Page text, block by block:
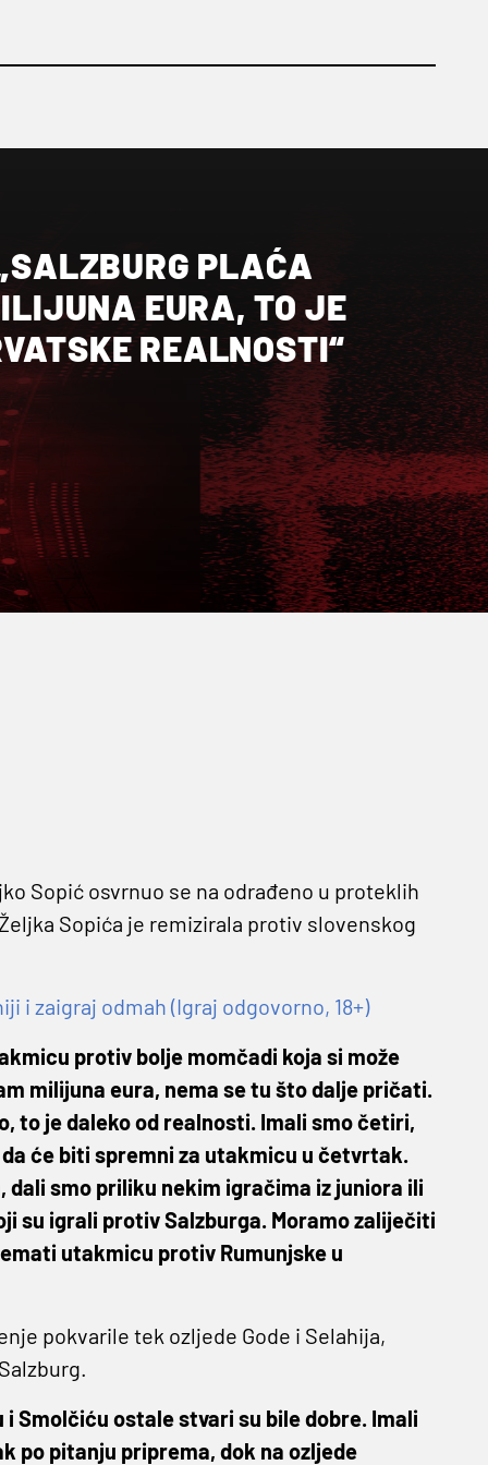
PLAĆA
EURA, TO JE
REALNOSTI“
Sopić osvrnuo se na odrađeno u proteklih
Sopića je remizirala protiv slovenskog
i zaigraj odmah (Igraj odgovorno, 18+)
protiv bolje momčadi koja si može
milijuna eura, nema se tu što dalje pričati.
to je daleko od realnosti. Imali smo četiri,
će biti spremni za utakmicu u četvrtak.
dali smo priliku nekim igračima iz juniora ili
su igrali protiv Salzburga. Moramo zaliječiti
utakmicu protiv Rumunjske u
pokvarile tek ozljede Gode i Selahija,
i Smolčiću ostale stvari su bile dobre. Imali
po pitanju priprema, dok na ozljede